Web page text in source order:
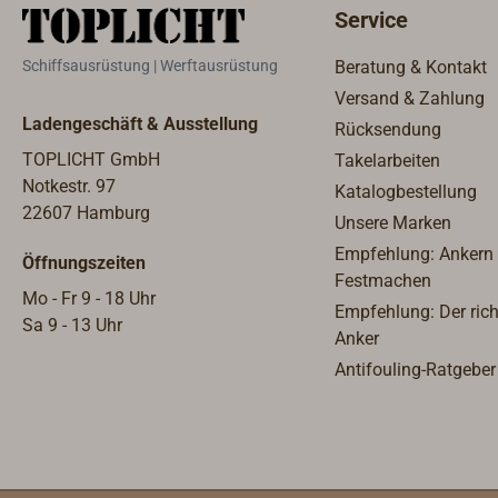
Kabelanschluss in einer
Kabelführung verdeckt im
Gestänge, Fassung E27 im
Imitationsbrenner. Für 12, 24
oder 230 Volt.
und
in
Schiffsausrüstung | Werftausrüstung
Ladengeschäft & Ausstellung
TOPLICHT GmbH
Notkestr. 97
22607 Hamburg
Öffnungszeiten
Mo - Fr 9 - 18 Uhr
Sa 9 - 13 Uhr
Service
Beratung & Kontakt
Versand & Zahlung
Rücksendung
Takelarbeiten
Katalogbestellung
Unsere Marken
Empfehlung: Ankern
Festmachen
Empfehlung: Der
Anker
Antifouling-Ratgeber